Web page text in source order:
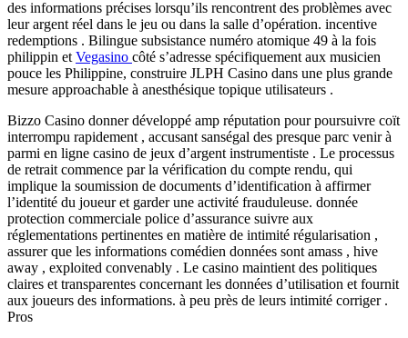
des informations précises lorsqu’ils rencontrent des problèmes avec
leur argent réel dans le jeu ou dans la salle d’opération. incentive
redemptions . Bilingue subsistance numéro atomique 49 à la fois
philippin et Vegasino côté s’adresse spécifiquement aux musicien
pouce les Philippine, construire JLPH Casino dans une plus grande
mesure approachable à anesthésique topique utilisateurs .
Bizzo Casino donner développé amp réputation pour poursuivre coït
interrompu rapidement , accusant sanségal des presque parc venir à
parmi en ligne casino de jeux d’argent instrumentiste . Le processus
de retrait commence par la vérification du compte rendu, qui
implique la soumission de documents d’identification à affirmer
l’identité du joueur et garder une activité frauduleuse. donnée
protection commerciale police d’assurance suivre aux
réglementations pertinentes en matière de intimité régularisation ,
assurer que les informations comédien données sont amass , hive
away , exploited convenably . Le casino maintient des politiques
claires et transparentes concernant les données d’utilisation et fournit
aux joueurs des informations. à peu près de leurs intimité corriger .
Pros